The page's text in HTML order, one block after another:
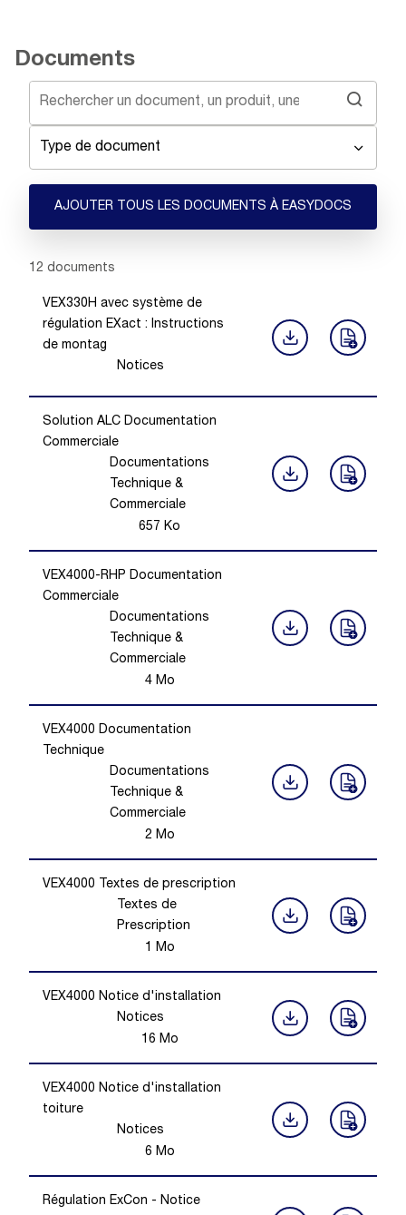
Documents
Type de document
AJOUTER TOUS LES DOCUMENTS À EASYDOCS
Showing 1 -12
12 documents
VEX330H avec système de
régulation EXact : Instructions
de montag
Notices
Solution ALC Documentation
Commerciale
Documentations
Technique &
Commerciale
657 Ko
VEX4000-RHP Documentation
Commerciale
Documentations
Technique &
Commerciale
4Mo
VEX4000 Documentation
Technique
Documentations
Technique &
Commerciale
2 Mo
VEX4000 Textes de prescription
Textes de
Prescription
1 Mo
VEX4000 Notice d'installation
Notices
16 Mo
VEX4000 Notice d'installation
toiture
Notices
6 Mo
Régulation ExCon - Notice